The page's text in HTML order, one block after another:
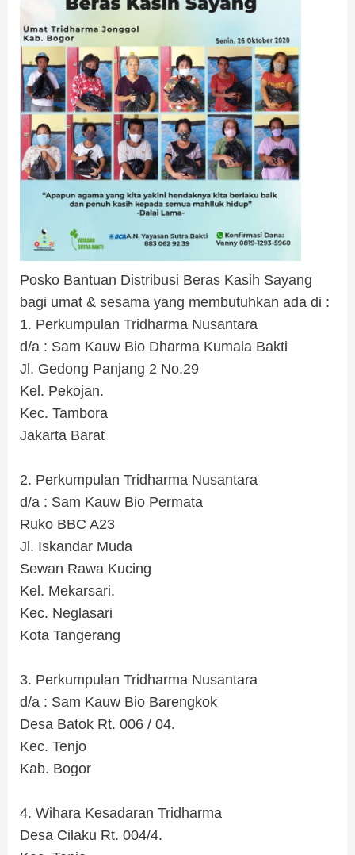
Posko Bantuan Distribusi Beras Kasih Sayang
bagi umat & sesama yang membutuhkan ada di :
1. Perkumpulan Tridharma Nusantara
d/a : Sam Kauw Bio Dharma Kumala Bakti
Jl. Gedong Panjang 2 No.29
Kel. Pekojan.
Kec. Tambora
Jakarta Barat
2. Perkumpulan Tridharma Nusantara
d/a : Sam Kauw Bio Permata
Ruko BBC A23
Jl. Iskandar Muda
Sewan Rawa Kucing
Kel. Mekarsari.
Kec. Neglasari
Kota Tangerang
3. Perkumpulan Tridharma Nusantara
d/a : Sam Kauw Bio Barengkok
Desa Batok Rt. 006 / 04.
Kec. Tenjo
Kab. Bogor
4. Wihara Kesadaran Tridharma
Desa Cilaku Rt. 004/4.